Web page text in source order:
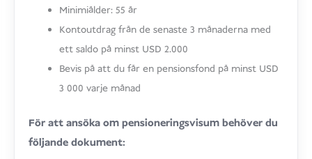
Minimiålder: 55 år
Kontoutdrag från de senaste 3 månaderna med
ett saldo på minst USD 2.000
Bevis på att du får en pensionsfond på minst USD
3 000 varje månad
För att ansöka om pensioneringsvisum behöver du
följande dokument: